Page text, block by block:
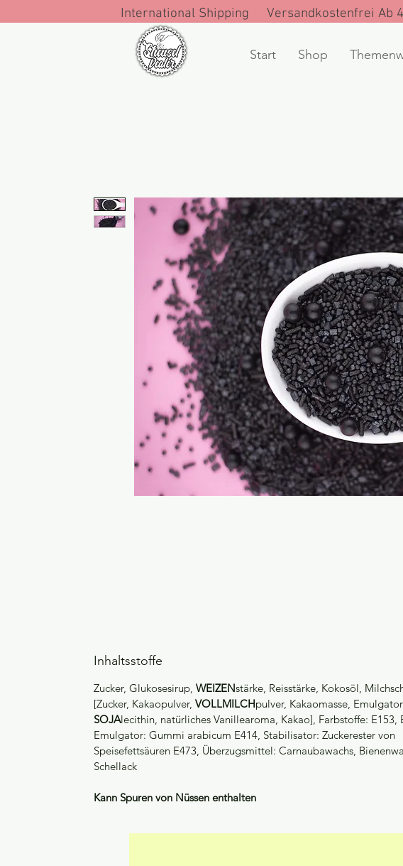
International Shipping Versandkostenfrei Ab
Start Shop
Inhaltsstoffe
Zucker, Glukosesirup, WEIZENstärke, Reisstärke, Kokosöl,
[Zucker, Kakaopulver, VOLLMILCHpulver, Kakaomasse,
SOJAlecithin, natürliches Vanillearoma, Kakao], Farbstoffe: E153,
Emulgator: Gummi arabicum E414, Stabilisator: Zuckerester von
Speisefettsäuren E473, Überzugsmittel: Carnaubawachs,
Schellack
Kann Spuren von Nüssen enthalten